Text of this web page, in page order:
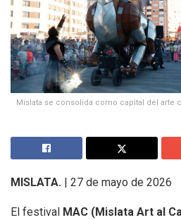
Mislata se consolida como capital del arte
MISLATA. | 27 de mayo de 2026
El festival MAC (Mislata Art al